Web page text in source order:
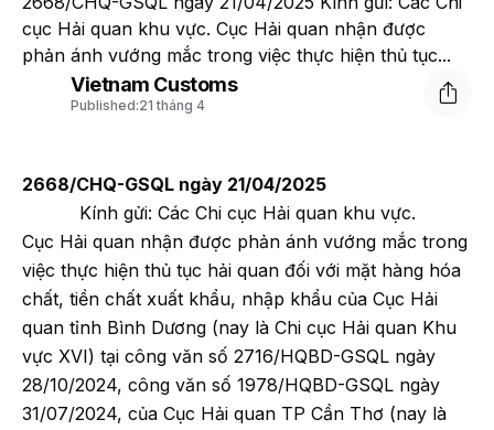
cục Hải quan khu vực. Cục Hải quan nhận được
phản ánh vướng mắc trong việc thực hiện thủ tục...
Vietnam Customs
Published:21 tháng 4
2668/CHQ-GSQL ngày 21/04/2025
Kính gửi: Các Chi cục Hải quan khu vực.
Cục Hải quan nhận được phản ánh vướng mắc trong
việc thực hiện thủ tục hải quan đối với mặt hàng hóa
chất, tiền chất xuất khẩu, nhập khẩu của Cục Hải
quan tỉnh Bình Dương (nay là Chi cục Hải quan Khu
vực XVI) tại công văn số 2716/HQBD-GSQL ngày
28/10/2024, công văn số 1978/HQBD-GSQL ngày
31/07/2024, của Cục Hải quan TP Cần Thơ (nay là